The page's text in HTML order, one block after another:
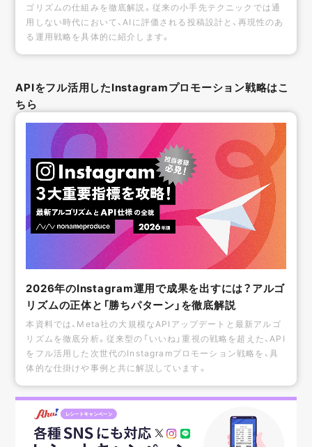
ゴリズムの仕組みを徹底解説。従来の小手先テクニックでは通
用しない時代において、AIに評価される投稿設計と、再現性のあ
る運用戦略を具体的に紹介します。
APIをフル活用したInstagramプロモーション戦略はこ
ちら
2026年のInstagram運用で成果を出すには？アルゴ
リズムの正体と「勝ちパターン」を徹底解説
本資料では、Meta社の大規模なAPIアップデートと最新アルゴ
リズムを徹底分析。従来型の「いいね」重視の戦略を超えた、API
をフル活用した次世代のInstagramプロモーション戦略を、具
体的な仕掛けや事例と共に解説しています。